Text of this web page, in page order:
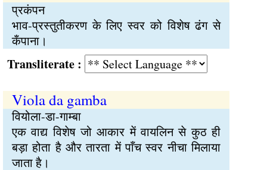
प्रकंपन
भाव-प्रस्तुतीकरण के लिए स्वर को विशेष ढंग से
कँपाना।
:
Viola da gamba
वियोला-डा-गाम्बा
एक वाद्य विशेष जो आकार में वायलिन से कुठ ही
बड़ा होता है और तारता में पाँच स्वर नीचा मिलाया
जाता है।